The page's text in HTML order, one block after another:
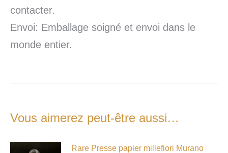
contacter.
Envoi: Emballage soigné et envoi dans le
monde entier.
Vous aimerez peut-être aussi…
Rare Presse papier millefiori Murano